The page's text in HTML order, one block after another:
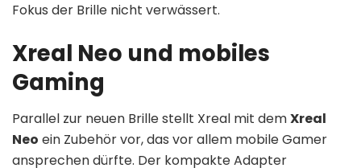
Fokus der Brille nicht verwässert.
Xreal Neo und mobiles
Gaming
Parallel zur neuen Brille stellt Xreal mit demXreal
Neo ein Zubehör vor, das vor allem mobile Gamer
ansprechen dürfte. Der kompakte Adapter